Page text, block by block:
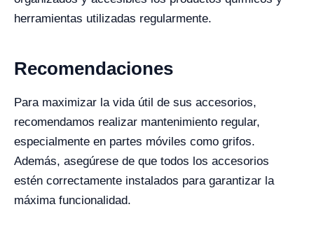
herramientas utilizadas regularmente.
Recomendaciones
Para maximizar la vida útil de sus accesorios,
recomendamos realizar mantenimiento regular,
especialmente en partes móviles como grifos.
Además, asegúrese de que todos los accesorios
estén correctamente instalados para garantizar la
máxima funcionalidad.